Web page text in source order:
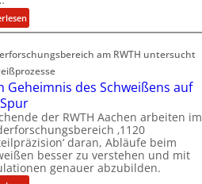
r
i
a
G
e
z
w
i
r
d
:
D
p
L
b
e
r
n
am RWTH untersucht
Geheimnis des Schweißens auf
der RWTH Aachen arbeiten im
‚1120
daran, Abläufe beim
besser zu verstehen und mit
genauer abzubilden.